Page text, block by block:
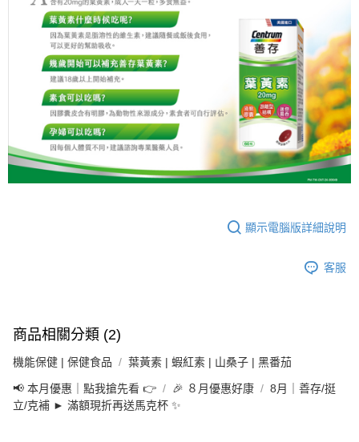
顯示電腦版詳細說明
客服
商品相關分類 (2)
機能保健 | 保健食品 葉黃素 | 蝦紅素 | 山桑子 | 黑番茄
📢 本月優惠｜點我搶先看 👉 🎉 ８月優惠好康
8月｜善存/挺
立/克補 ► 滿額現折再送馬克杯 ✨